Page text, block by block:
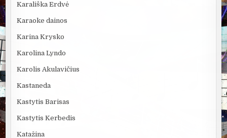
Karališka Erdvė
Karaoke dainos
Karina Krysko
Karolina Lyndo
Karolis Akulavičius
Kastaneda
Kastytis Barisas
Kastytis Kerbedis
Katažina